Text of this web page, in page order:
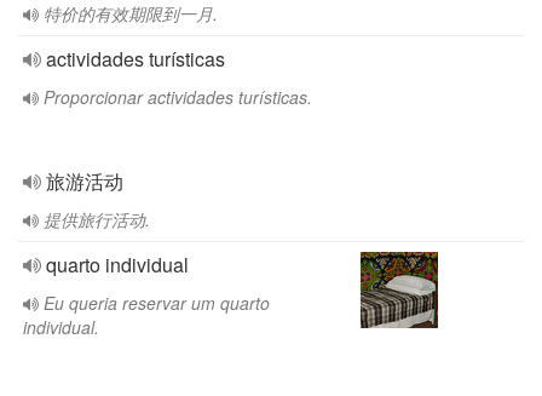
特价的有效期限到一月.
actividades turísticas
Proporcionar actividades turísticas.
旅游活动
提供旅行活动.
quarto individual
Eu queria reservar um quarto
individual.